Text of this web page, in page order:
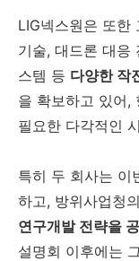
LIG넥스원은 또한
기술, 대드론 대응
스템 등 다양한 작
을 확보하고 있어,
필요한 다각적인
특히 두 회사는 이
하고, 방위사업청
연구개발 전략을
설명회 이후에는